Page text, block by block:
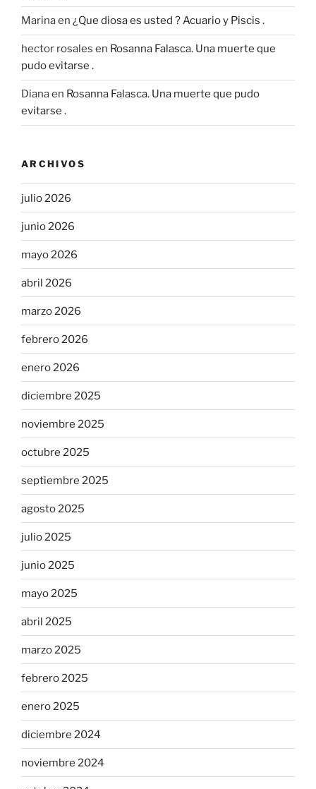
Marinaen ¿Que diosa es usted ? Acuario y Piscis .
hector rosales en Rosanna Falasca. Una muerte que
pudo evitarse .
Dianaen Rosanna Falasca. Una muerte que pudo
evitarse .
ARCHIVOS
julio 2026
junio 2026
mayo 2026
abril 2026
marzo 2026
febrero 2026
enero 2026
diciembre 2025
noviembre 2025
octubre 2025
septiembre 2025
agosto 2025
julio 2025
junio 2025
mayo 2025
abril 2025
marzo 2025
febrero 2025
enero 2025
diciembre 2024
noviembre 2024